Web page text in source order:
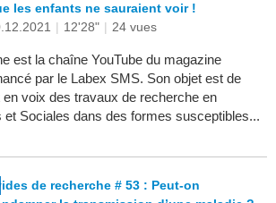
les enfants ne sauraient voir !
| 12'28" | 24 vues
est la chaîne YouTube du magazine
par le Labex SMS. Son objet est de
voix des travaux de recherche en
Sociales dans des formes susceptibles...
de recherche # 53 : Peut-on